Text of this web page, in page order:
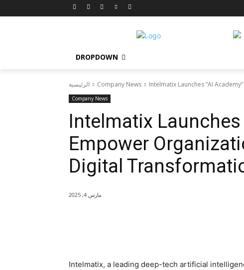
DROPDOWN
الرئيسية Company News Intelmatix Launches “AI
Company News
Intelmatix Launches
Empower
Digital
مارس 4, 2025
Intelmatix, a leading deep-tech artificial